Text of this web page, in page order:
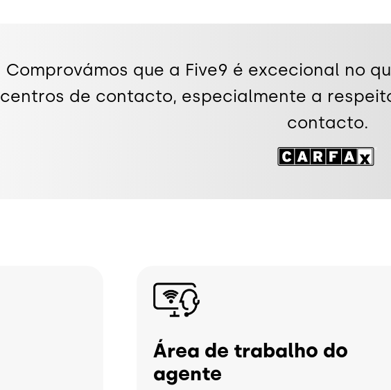
Comprovámos que a Five9 é excecional no
centros de contacto, especialmente a
contacto.
Imagem
Imagem
Área de trabalho do
agente